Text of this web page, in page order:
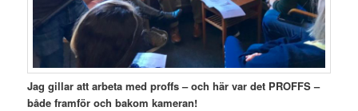
Jag gillar att arbeta med proffs – och här var det PROFFS –
både framför och bakom kameran!